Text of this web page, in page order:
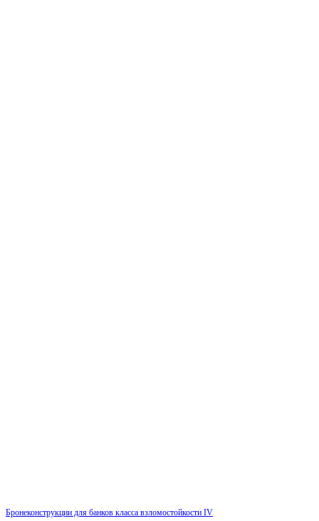
Бронеконструкции для банков класса взломостойкости IV